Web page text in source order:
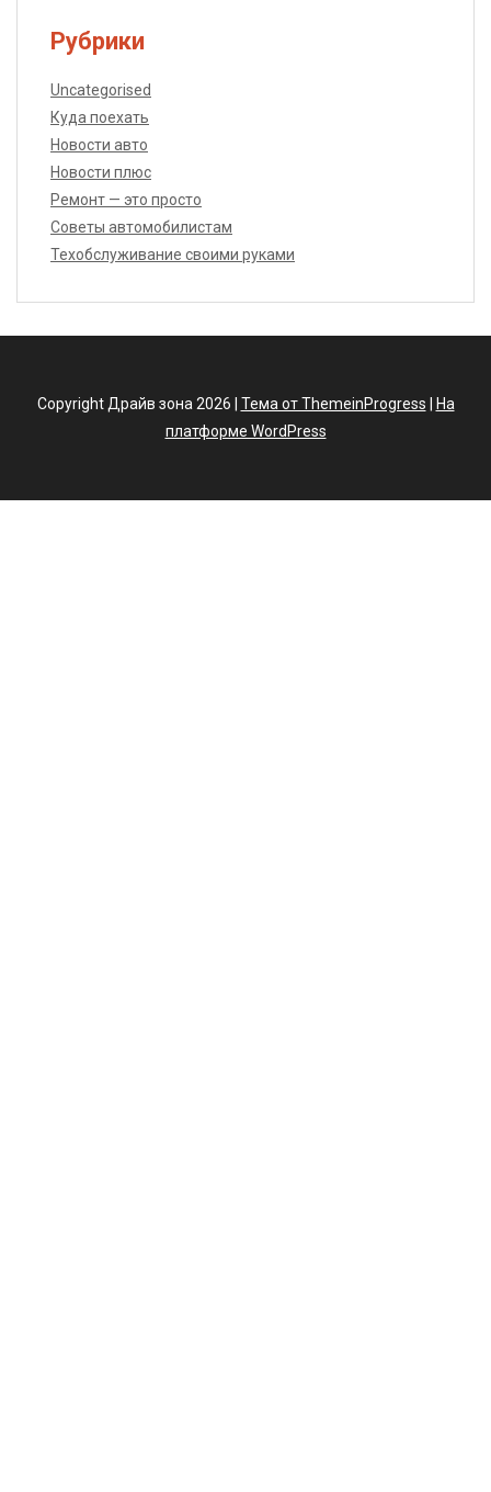
Рубрики
Uncategorised
Куда поехать
Новости авто
Новости плюс
Ремонт — это просто
Советы автомобилистам
Техобслуживание своими руками
Copyright Драйв зона 2026 | Тема от ThemeinProgress
На
платформе WordPress